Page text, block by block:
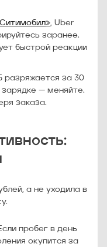
Ситимобил», Uber
заранее.
быстрой реакции
разряжается за 30
— меняйте.
заказа.
а не уходила в
пробег в день
окупится за